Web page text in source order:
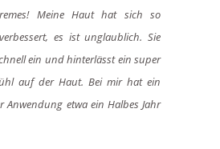
Meine Haut hat sich so
es ist unglaublich. Sie
ein und hinterlässt ein super
auf der Haut. Bei mir hat ein
Anwendung etwa ein Halbes Jahr